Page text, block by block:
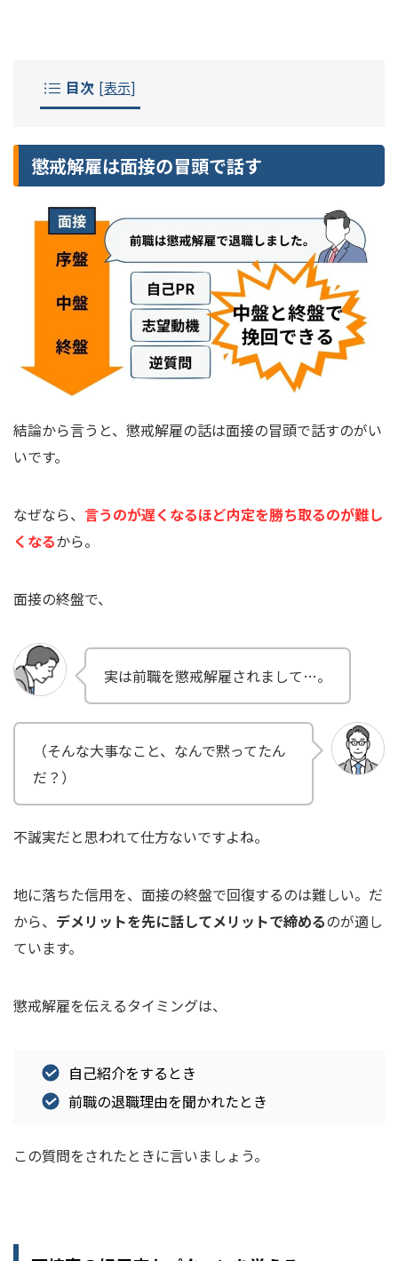
目次 [表示]
懲戒解雇は面接の冒頭で話す
結論から言うと、懲戒解雇の話は面接の冒頭で話すのがい
いです。
なぜなら、 言うのが遅くなるほど内定を勝ち取るのが難し
くなるから。
面接の終盤で、
実は前職を懲戒解雇されまして…。
（そんな大事なこと、なんで黙ってたん
だ？）
不誠実だと思われて仕方ないですよね。
地に落ちた信用を、面接の終盤で回復するのは難しい。だ
から、 デメリットを先に話してメリットで締めるのが適し
ています。
懲戒解雇を伝えるタイミングは、
自己紹介をするとき
前職の退職理由を聞かれたとき
この質問をされたときに言いましょう。